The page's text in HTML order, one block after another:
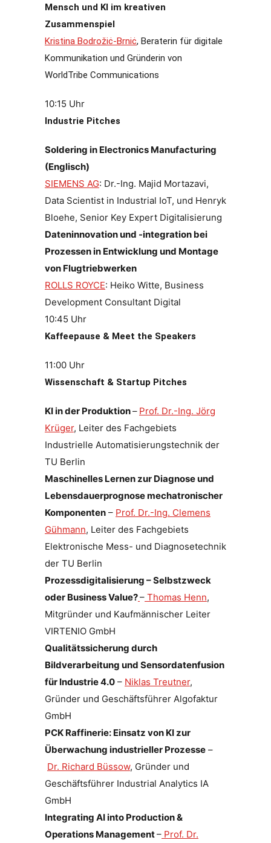
Mensch und KI im kreativen
Zusammenspiel
Kristina Bodrožiċ-Brniċ, Beraterin für digitale
Kommunikation und Gründerin von
WorldTribe Communications
10:15 Uhr
Industrie Pitches
Soldering in Electronics Manufacturing
(Englisch)
SIEMENS AG: Dr.-Ing. Majid Mortazavi,
Data Scientist in Industrial IoT, und Henryk
Bloehe, Senior Key Expert Digitalisierung
Dateninnovation und -integration bei
Prozessen in Entwicklung und Montage
von Flugtriebwerken
ROLLS ROYCE: Heiko Witte, Business
Development Consultant Digital
10:45 Uhr
Kaffeepause & Meet the Speakers
11:00 Uhr
Wissenschaft & Startup Pitches
KI in der Produktion– Prof. Dr.-Ing. Jörg
Krüger, Leiter des Fachgebiets
Industrielle Automatisierungstechnik der
TU Berlin
Maschinelles Lernen zur Diagnose und
Lebensdauerprognose mechatronischer
Komponenten – Prof. Dr.-Ing. Clemens
Gühmann, Leiter des Fachgebiets
Elektronische Mess- und Diagnosetechnik
der TU Berlin
Prozessdigitalisierung – Selbstzweck
oder Business Value?– Thomas Henn,
Mitgründer und Kaufmännischer Leiter
VIRTENIO GmbH
Qualitätssicherung durch
Bildverarbeitung und Sensordatenfusion
für Industrie 4.0 – Niklas Treutner,
Gründer und Geschäftsführer Algofaktur
GmbH
PCK Raffinerie: Einsatz von KI zur
Überwachung industrieller Prozesse –
Dr. Richard Büssow, Gründer und
Geschäftsführer Industrial Analytics IA
GmbH
Integrating AI into Production &
Operations Management– Prof. Dr.